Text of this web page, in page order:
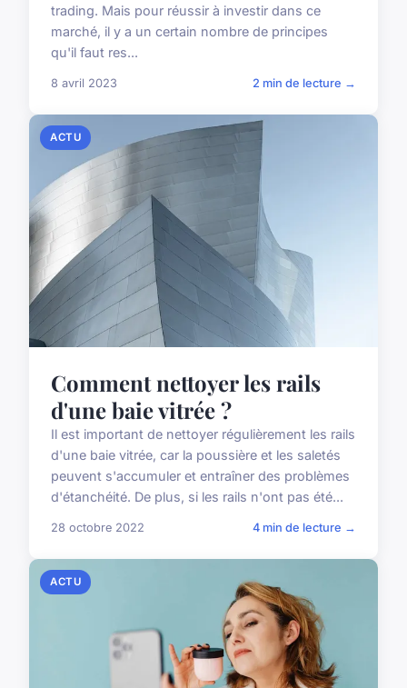
trading. Mais pour réussir à investir dans ce
marché, il y a un certain nombre de principes
qu'il faut res...
8 avril 2023 2 min de lecture →
ACTU
Comment nettoyer les rails
d'une baie vitrée ?
Il est important de nettoyer régulièrement les rails
d'une baie vitrée, car la poussière et les saletés
peuvent s'accumuler et entraîner des problèmes
d'étanchéité. De plus, si les rails n'ont pas été...
28 octobre 2022 4 min de lecture →
ACTU